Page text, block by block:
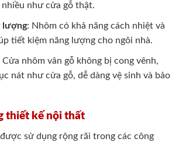
như cửa gỗ thật.
lượng: Nhôm có khả năng cách nhiệt và
tiết kiệm năng lượng cho ngôi nhà.
Cửa nhôm vân gỗ không bị cong vênh,
nát như cửa gỗ, dễ dàng vệ sinh và bảo
thiết kế nội thất
sử dụng rộng rãi trong các công